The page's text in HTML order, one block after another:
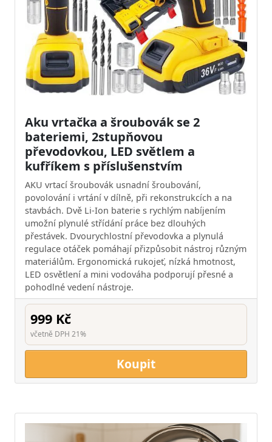
Aku vrtačka a šroubovák se 2
bateriemi, 2stupňovou
převodovkou, LED světlem a
kufříkem s příslušenstvím
AKU vrtací šroubovák usnadní šroubování,
povolování i vrtání v dílně, při rekonstrukcích a na
stavbách. Dvě Li-Ion baterie s rychlým nabíjením
umožní plynulé střídání práce bez dlouhých
přestávek. Dvourychlostní převodovka a plynulá
regulace otáček pomáhají přizpůsobit nástroj různým
materiálům. Ergonomická rukojeť, nízká hmotnost,
LED osvětlení a mini vodováha podporují přesné a
pohodlné vedení nástroje.
999 Kč
včetně DPH 21%
Koupit